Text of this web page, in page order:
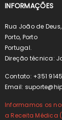
INFORMAÇÕES
Rua João de
Porto, Porto
Portugal.
Direção técnica:
Contato: +351
Email:
Informamos os
a Receita Médica